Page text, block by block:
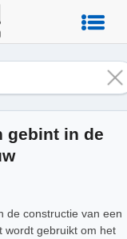
gebint in de
de constructie van een
wordt gebruikt om het